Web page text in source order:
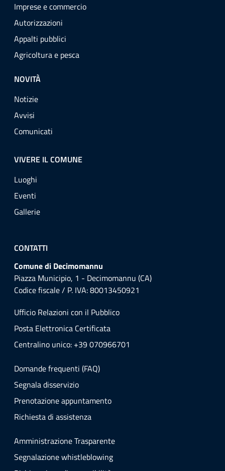
Imprese e commercio
Autorizzazioni
Appalti pubblici
Agricoltura e pesca
NOVITÀ
Notizie
Avvisi
Comunicati
VIVERE IL COMUNE
Luoghi
Eventi
Gallerie
CONTATTI
Comune di Decimomannu
Piazza Municipio, 1 - Decimomannu (CA)
Codice fiscale / P. IVA: 80013450921
Ufficio Relazioni con il Pubblico
Posta Elettronica Certificata
Centralino unico: +39 070966701
Domande frequenti (FAQ)
Segnala disservizio
Prenotazione appuntamento
Richiesta di assistenza
Amministrazione Trasparente
Segnalazione whistleblowing